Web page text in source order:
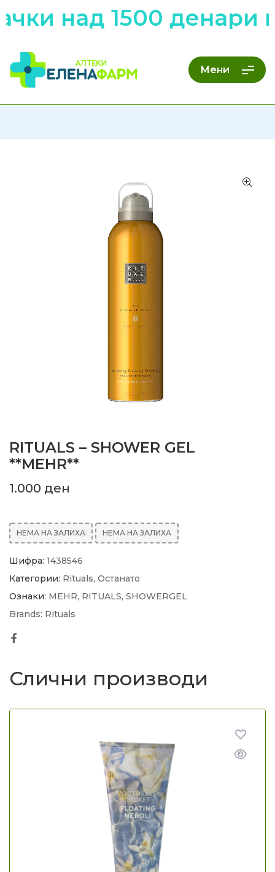
над 1500 денари
Мени
RITUALS – SHOWER GEL
**MEHR**
1.000 ден
НЕМА НА ЗАЛИХА НЕМА НА ЗАЛИХА
Шифра: 1438546
Категории: Rituals, Останато
Ознаки: MEHR, RITUALS, SHOWERGEL
Brands: Rituals
Слични производи